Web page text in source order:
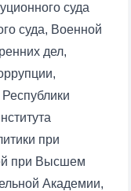
суда
суда, Военной
дел,
при
при Высшем
Академии,